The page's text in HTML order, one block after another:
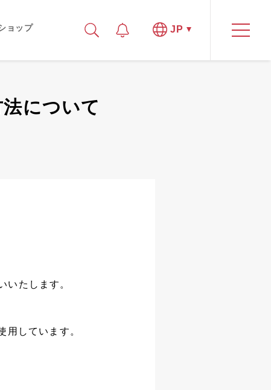
ョップ JP
について
いたします。
しています。